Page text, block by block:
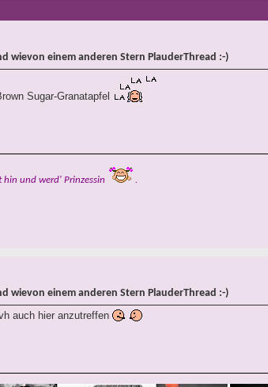
wievon einem anderen Stern PlauderThread :-)
Sugar-Granatapfel
hin und werd' Prinzessin .
wievon einem anderen Stern PlauderThread :-)
auch hier anzutreffen